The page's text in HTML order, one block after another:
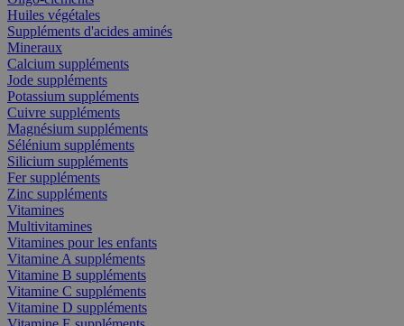
Huiles végétales
Suppléments d'acides aminés
Mineraux
Calcium suppléments
Jode suppléments
Potassium suppléments
Cuivre suppléments
Magnésium suppléments
Sélénium suppléments
Silicium suppléments
Fer suppléments
Zinc suppléments
Vitamines
Multivitamines
Vitamines pour les enfants
Vitamine A suppléments
Vitamine B suppléments
Vitamine C suppléments
Vitamine D suppléments